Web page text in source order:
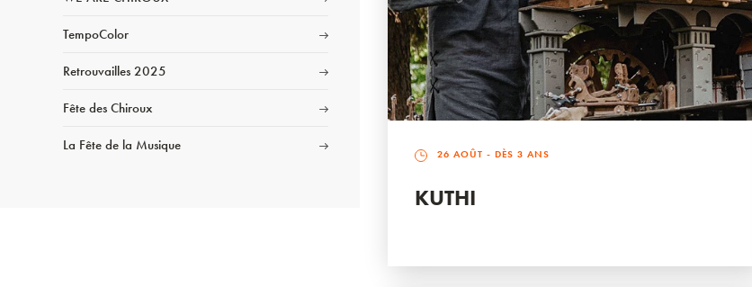
TempoColor
Retrouvailles 2025
Fête des Chiroux
La Fête de la Musique 26 AOÛT - DÈS 3 ANS
KUTHI